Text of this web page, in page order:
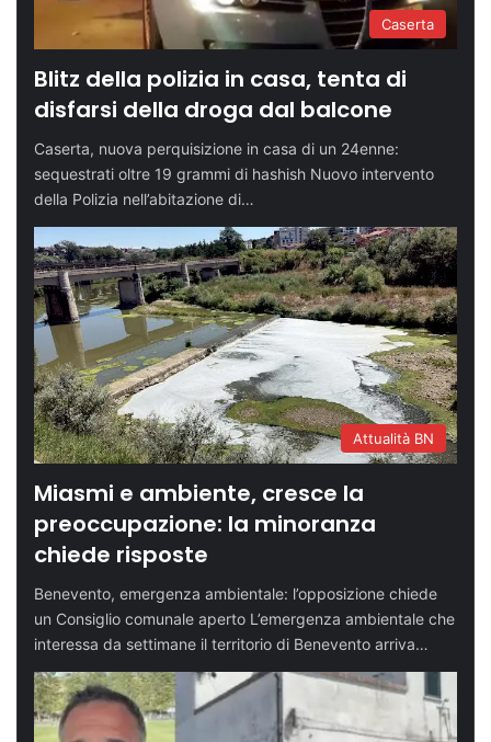
Caserta
Blitz della polizia in casa, tenta di
disfarsi della droga dal balcone
Caserta, nuova perquisizione in casa di un 24enne:
sequestrati oltre 19 grammi di hashish Nuovo intervento
della Polizia nell’abitazione di…
Attualità BN
Miasmi e ambiente, cresce la
preoccupazione: la minoranza
chiede risposte
Benevento, emergenza ambientale: l’opposizione chiede
un Consiglio comunale aperto L’emergenza ambientale che
interessa da settimane il territorio di Benevento arriva…